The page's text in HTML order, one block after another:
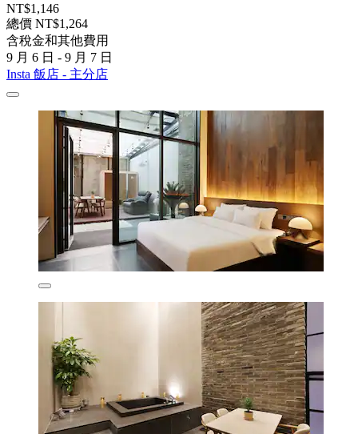
NT$1,146
總價 NT$1,264
含稅金和其他費用
9 月 6 日 - 9 月 7 日
Insta 飯店 - 主分店